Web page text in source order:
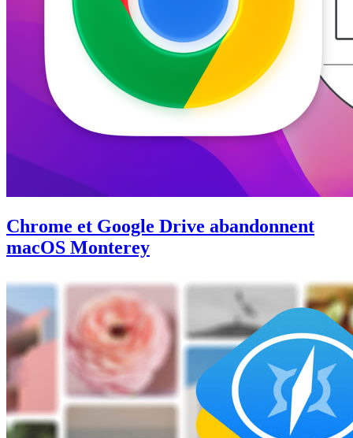
Chrome et Google Drive abandonnent
macOS Monterey